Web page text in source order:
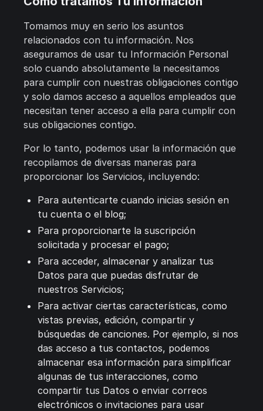
Tomamos muy en serio los asuntos
relacionados con tu información. Nos
aseguramos de usar tu Información Personal
solo cuando absolutamente la necesitamos
para cumplir con nuestras obligaciones contigo
y solo damos acceso a aquellos empleados que
necesitan tener acceso a ella para cumplir con
sus obligaciones contigo.
Por lo tanto, podemos usar la información que
recopilamos de diversas maneras para
proporcionar los Servicios, incluyendo:
Para autenticarte cuando inicias sesión en
tu cuenta o el blog;
Para proporcionarte la suscripción
solicitada y procesar el pago;
Para acceder, almacenar y analizar tus
Datos para que puedas disfrutar de
nuestros Servicios;
Para activar ciertas características, como
vistas previas, edición, compartir y
búsquedas de canciones. Por ejemplo, si nos
das acceso a tus contactos, podemos
almacenar esa información para simplificar
algunas de tus interacciones, como
compartir tus Datos o enviar correos
electrónicos o invitaciones para usar